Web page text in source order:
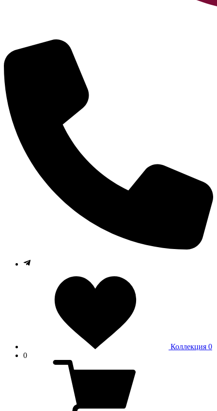
Коллекция 0
0